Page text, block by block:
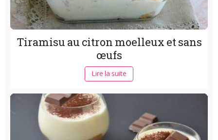
Tiramisu au citron moelleux et sans
œufs
Lire la suite